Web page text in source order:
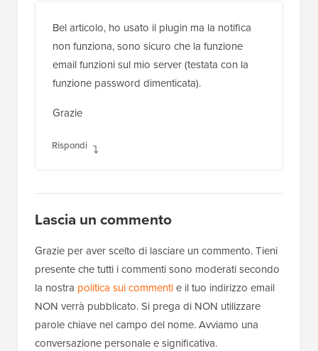
Bel articolo, ho usato il plugin ma la notifica
non funziona, sono sicuro che la funzione
email funzioni sul mio server (testata con la
funzione password dimenticata).
Grazie
Rispondi
Lascia un commento
Grazie per aver scelto di lasciare un commento. Tieni
presente che tutti i commenti sono moderati secondo
la nostra politica sui commentie il tuo indirizzo email
NON verrà pubblicato. Si prega di NON utilizzare
parole chiave nel campo del nome. Avviamo una
conversazione personale e significativa.